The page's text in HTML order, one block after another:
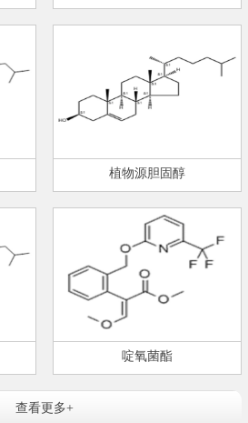
植物源胆固醇
啶氧菌酯
查看更多+